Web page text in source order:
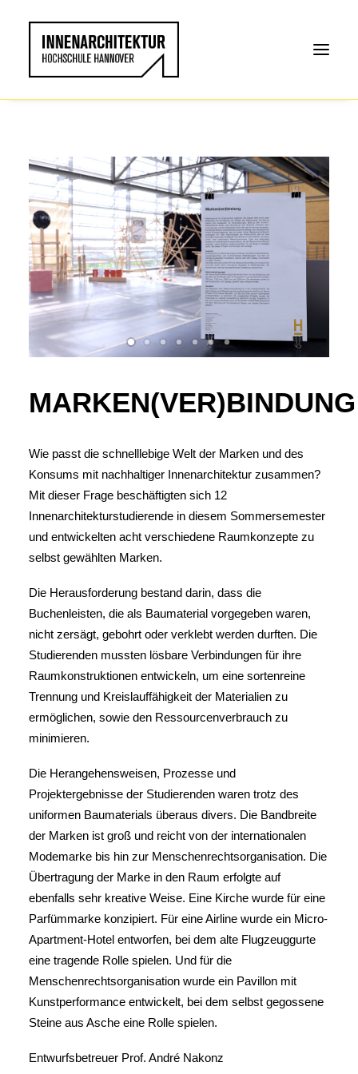
MARKEN(VER)BINDUNG
Wie passt die schnelllebige Welt der Marken und des
Konsums mit nachhaltiger Innenarchitektur zusammen?
Mit dieser Frage beschäftigten sich 12
Innenarchitekturstudierende in diesem Sommersemester
und entwickelten acht verschiedene Raumkonzepte zu
selbst gewählten Marken.
Die Herausforderung bestand darin, dass die
Buchenleisten, die als Baumaterial vorgegeben waren,
nicht zersägt, gebohrt oder verklebt werden durften. Die
Studierenden mussten lösbare Verbindungen für ihre
Raumkonstruktionen entwickeln, um eine sortenreine
Trennung und Kreislauffähigkeit der Materialien zu
ermöglichen, sowie den Ressourcenverbrauch zu
minimieren.
Die Herangehensweisen, Prozesse und
Projektergebnisse der Studierenden waren trotz des
uniformen Baumaterials überaus divers. Die Bandbreite
der Marken ist groß und reicht von der internationalen
Modemarke bis hin zur Menschenrechtsorganisation. Die
Übertragung der Marke in den Raum erfolgte auf
ebenfalls sehr kreative Weise. Eine Kirche wurde für eine
Parfümmarke konzipiert. Für eine Airline wurde ein Micro-
Apartment-Hotel entworfen, bei dem alte Flugzeuggurte
eine tragende Rolle spielen. Und für die
Menschenrechtsorganisation wurde ein Pavillon mit
Kunstperformance entwickelt, bei dem selbst gegossene
Steine aus Asche eine Rolle spielen.
Entwurfsbetreuer Prof. André Nakonz